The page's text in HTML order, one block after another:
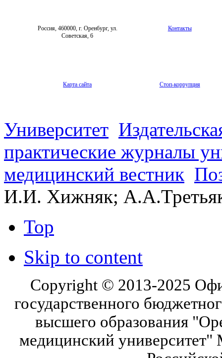
Россия, 460000, г. Оренбург, ул.
Советская, 6
Контакты
Карта сайта Стоп-коррупция
Университет
практические журналы
медицинский вестник
И.И. Хижняк;
Top
Skip to content
Copyright © 2013-2025
государственного
высшего образования
медицинский университет"